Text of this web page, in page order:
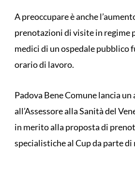
A preoccupare è anche
prenotazioni di visite in regime
medici di un ospedale pubblico
orario di lavoro.
Padova Bene Comune lancia un
all’Assessore alla Sanità del
in merito alla proposta di
specialistiche al Cup da parte di